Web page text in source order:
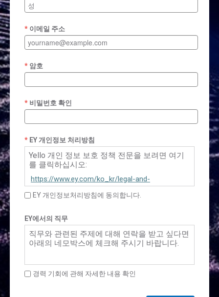
이메일 주소
암호
비밀번호 확인
EY 개인정보 처리방침
Yello 개인 정보 보호 정책 전문을 보려면 여기
를 클릭하십시오:
https://www.ey.com/ko_kr/legal-and-
privacy/privacy-policy-yello
EY 개인정보처리방침에 동의합니다.
EY에서의 직무
직무와 관련된 주제에 대해 연락을 받고 싶다면
아래의 네모박스에 체크해 주시기 바랍니다.
경력 기회에 관해 자세한 내용 확인